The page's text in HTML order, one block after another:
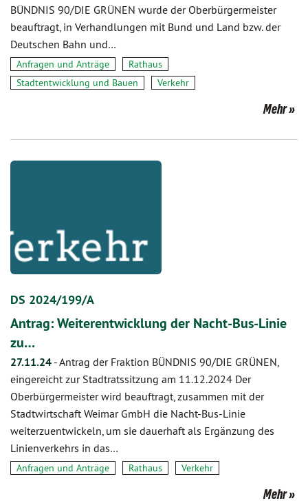
BÜNDNIS 90/DIE GRÜNEN wurde der Oberbürgermeister
beauftragt, in Verhandlungen mit Bund und Land bzw. der
Deutschen Bahn und…
Anfragen und Anträge
Rathaus
Stadtentwicklung und Bauen
Verkehr
Mehr
DS 2024/199/A
Antrag: Weiterentwicklung der Nacht-Bus-Linie
zu…
27.11.24 -Antrag der Fraktion BÜNDNIS 90/DIE GRÜNEN,
eingereicht zur Stadtratssitzung am 11.12.2024 Der
Oberbürgermeister wird beauftragt, zusammen mit der
Stadtwirtschaft Weimar GmbH die Nacht-Bus-Linie
weiterzuentwickeln, um sie dauerhaft als Ergänzung des
Linienverkehrs in das…
Anfragen und Anträge Rathaus Verkehr
Mehr